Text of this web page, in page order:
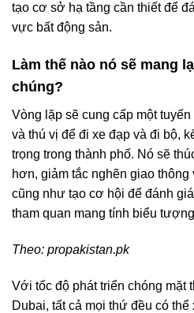
tạo cơ sở hạ tầng cần thiết để
vực bất động sản.
Làm thế nào nó sẽ mang
chúng?
Vòng lặp sẽ cung cấp một
và thú vị để đi xe đạp và đi bộ,
trọng trong thành phố. Nó sẽ
hơn, giảm tắc nghẽn giao
cũng như tạo cơ hội để đánh
tham quan mang tính biểu
Theo: propakistan.pk
Với tốc độ phát triển chóng mặt
Dubai, tất cả mọi thứ đều có